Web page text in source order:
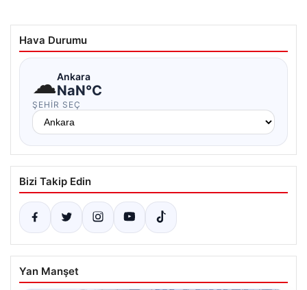
Hava Durumu
☁Ankara
NaN°C
ŞEHIR SEÇ
Bizi Takip Edin
Yan Manşet